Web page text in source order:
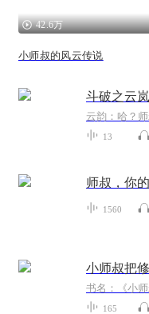
42.6万
小师叔的风云传说
斗破之云
13
师叔，你
1560
小师叔把
165